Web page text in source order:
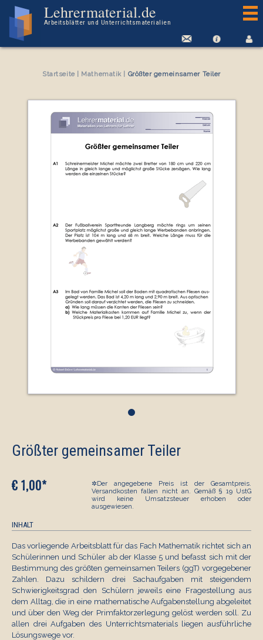
Lehrermaterial.de
Arbeitsblätter und Unterrichtsmaterialien
Startseite| Mathematik| Größter gemeinsamer Teiler
•
Größter gemeinsamer Teiler
€ 1,00*
✲Der angegebene Preis ist der Gesamtpreis.
Versandkosten fallen nicht an. Gemäß § 19 UstG
wird keine Umsatzsteuer erhoben oder
ausgewiesen.
INHALT
Das vorliegende Arbeitsblatt für das Fach Mathematik richtet sich an
Schülerinnen und Schüler ab der Klasse 5 und befasst sich mit der
Bestimmung des größten gemeinsamen Teilers (ggT) vorgegebener
Zahlen. Dazu schildern drei Sachaufgaben mit steigendem
Schwierigkeitsgrad den Schülern jeweils eine Fragestellung aus
dem Alltag, die in eine mathematische Aufgabenstellung abgeleitet
und über den Weg der Primfaktorzerlegung gelöst werden soll. Zu
allen drei Aufgaben des Unterrichtsmaterials liegen ausführliche
Lösungswege vor.